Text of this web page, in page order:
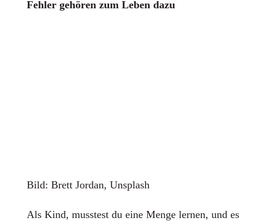
Fehler gehören zum Leben dazu
Bild: Brett Jordan, Unsplash
Als Kind, musstest du eine Menge lernen, und es